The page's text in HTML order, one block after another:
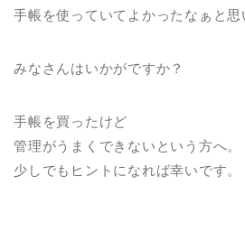
手帳を使っていてよかったなぁと思
みなさんはいかがですか？
手帳を買ったけど
管理がうまくできないという方へ。
少しでもヒントになれば幸いです。